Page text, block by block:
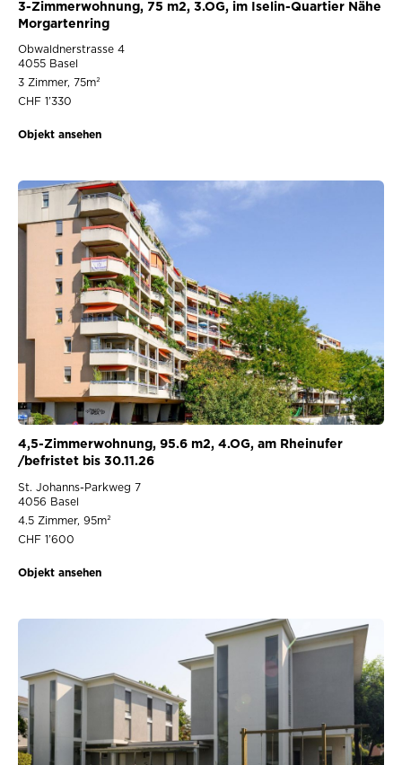
3-Zimmerwohnung, 75 m2, 3.OG, im Iselin-Quartier Nähe
Morgartenring
Obwaldnerstrasse 4
4055 Basel
3 Zimmer, 75m²
CHF 1’330
Objekt ansehen
4,5-Zimmerwohnung, 95.6 m2, 4.OG, am Rheinufer
/befristet bis 30.11.26
St. Johanns-Parkweg 7
4056 Basel
4.5 Zimmer, 95m²
CHF 1’600
Objekt ansehen